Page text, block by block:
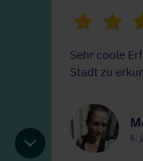
Sehr coole
Stadt zu
6.